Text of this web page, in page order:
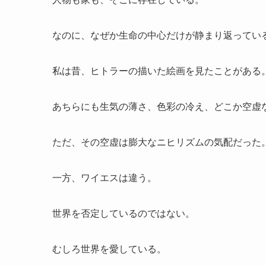
なのに、なぜか生命の中心だけが静まり返ってい
私は昔、ヒトラーの描いた絵画を見たことがある。
あちらにも生気の薄さ、色彩の冷え、どこか空虚
ただ、その空虚は膨大なニヒリズムの気配だった。
一方、ワイエスは違う。
世界を否定しているのではない。
むしろ世界を愛している。